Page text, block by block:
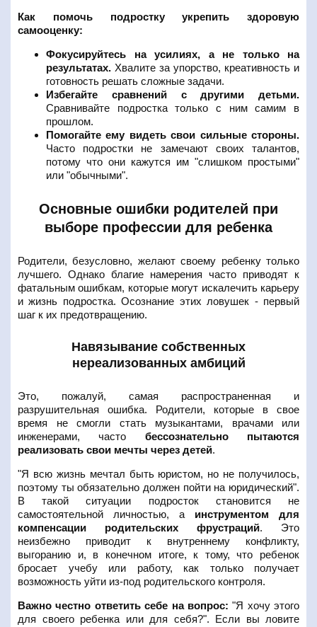
Как помочь подростку укрепить здоровую
самооценку:
Фокусируйтесь на усилиях, а не только на
результатах. Хвалите за упорство, креативность и
готовность решать сложные задачи.
Избегайте сравнений с другими детьми.
Сравнивайте подростка только с ним самим в
прошлом.
Помогайте ему видеть свои сильные стороны.
Часто подростки не замечают своих талантов,
потому что они кажутся им "слишком простыми"
или "обычными".
Основные ошибки родителей при
выборе профессии для ребенка
Родители, безусловно, желают своему ребенку только
лучшего. Однако благие намерения часто приводят к
фатальным ошибкам, которые могут искалечить карьеру
и жизнь подростка. Осознание этих ловушек - первый
шаг к их предотвращению.
Навязывание собственных
нереализованных амбиций
Это, пожалуй, самая распространенная и
разрушительная ошибка. Родители, которые в свое
время не смогли стать музыкантами, врачами или
инженерами, часто бессознательно пытаются
реализовать свои мечты через детей.
"Я всю жизнь мечтал быть юристом, но не получилось,
поэтому ты обязательно должен пойти на юридический".
В такой ситуации подросток становится не
самостоятельной личностью, а инструментом для
компенсации родительских фрустраций. Это
неизбежно приводит к внутреннему конфликту,
выгоранию и, в конечном итоге, к тому, что ребенок
бросает учебу или работу, как только получает
возможность уйти из-под родительского контроля.
Важно честно ответить себе на вопрос: "Я хочу этого
для своего ребенка или для себя?". Если вы ловите